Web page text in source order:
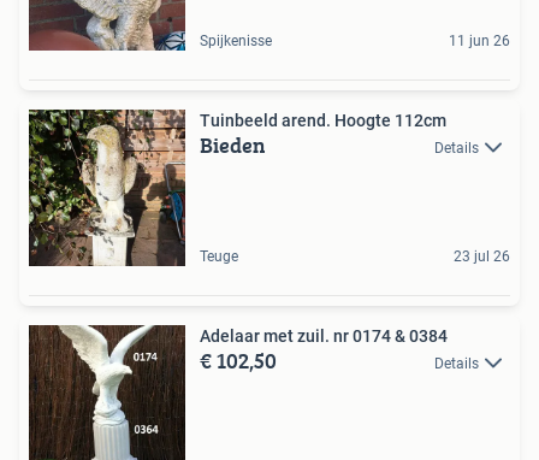
Spijkenisse 11 jun 26
Tuinbeeld arend. Hoogte 112cm
Bieden Details
Teuge 23 jul 26
Adelaar met zuil. nr 0174 & 0384
€ 102,50 Details